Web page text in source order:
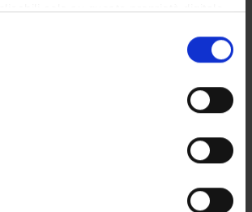
solo su questa proprietà digitale
il proprio consenso in qualsiasi
sui cookie o facendo clic
informazioni sulla tua posizione
con un'approssimazione di qualche
il tuo dispositivo, scansionandolo